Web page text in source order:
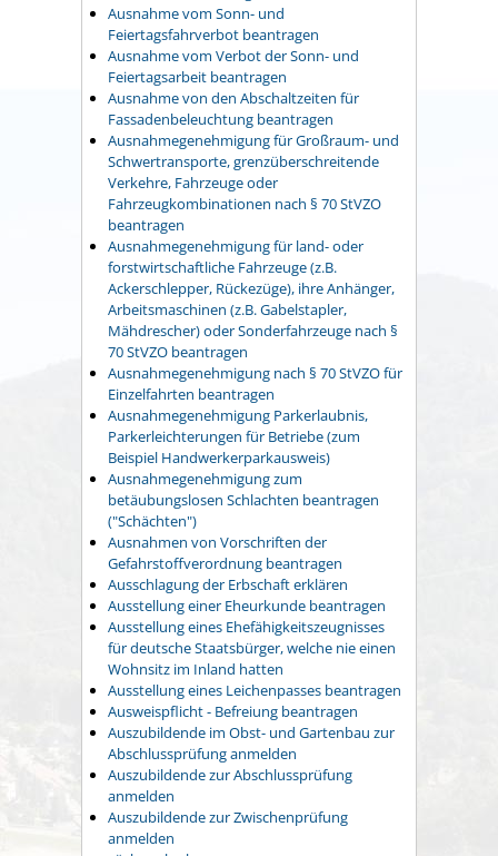
Ausnahme vom Sonn- und
Feiertagsfahrverbot beantragen
Ausnahme vom Verbot der Sonn- und
Feiertagsarbeit beantragen
Ausnahme von den Abschaltzeiten für
Fassadenbeleuchtung beantragen
Ausnahmegenehmigung für Großraum- und
Schwertransporte, grenzüberschreitende
Verkehre, Fahrzeuge oder
Fahrzeugkombinationen nach § 70 StVZO
beantragen
Ausnahmegenehmigung für land- oder
forstwirtschaftliche Fahrzeuge (z.B.
Ackerschlepper, Rückezüge), ihre Anhänger,
Arbeitsmaschinen (z.B. Gabelstapler,
Mähdrescher) oder Sonderfahrzeuge nach §
70 StVZO beantragen
Ausnahmegenehmigung nach § 70 StVZO für
Einzelfahrten beantragen
Ausnahmegenehmigung Parkerlaubnis,
Parkerleichterungen für Betriebe (zum
Beispiel Handwerkerparkausweis)
Ausnahmegenehmigung zum
betäubungslosen Schlachten beantragen
("Schächten")
Ausnahmen von Vorschriften der
Gefahrstoffverordnung beantragen
Ausschlagung der Erbschaft erklären
Ausstellung einer Eheurkunde beantragen
Ausstellung eines Ehefähigkeitszeugnisses
für deutsche Staatsbürger, welche nie einen
Wohnsitz im Inland hatten
Ausstellung eines Leichenpasses beantragen
Ausweispflicht - Befreiung beantragen
Auszubildende im Obst- und Gartenbau zur
Abschlussprüfung anmelden
Auszubildende zur Abschlussprüfung
anmelden
Auszubildende zur Zwischenprüfung
anmelden